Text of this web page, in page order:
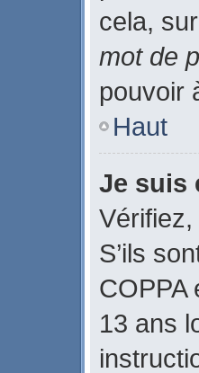
cela,
mot de
pouvoir
Haut
Je suis
Vérifiez,
S’ils
COPPA
13 ans